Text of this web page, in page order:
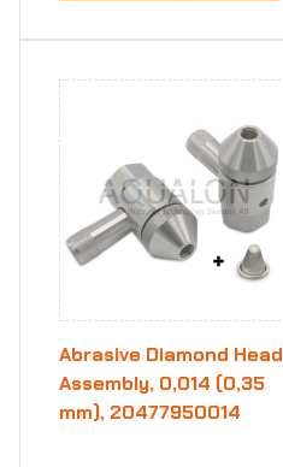
Abrasive Diamond Head
Assembly, 0,014 (0,35
mm), 20477950014